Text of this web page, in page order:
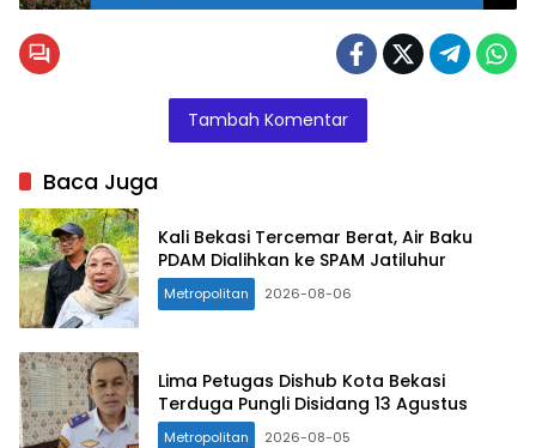
Tambah Komentar
Baca Juga
Kali Bekasi Tercemar Berat, Air Baku
PDAM Dialihkan ke SPAM Jatiluhur
Metropolitan 2026-08-06
Lima Petugas Dishub Kota Bekasi
Terduga Pungli Disidang 13 Agustus
Metropolitan 2026-08-05